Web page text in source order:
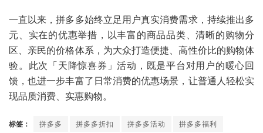
一直以来，拼多多始终立足用户真实消费需求，持续推出多
元、实在的优惠举措，以丰富的商品品类、清晰的购物分
区、亲民的价格体系，为大众打造便捷、高性价比的购物体
验。此次「天降惊喜券」活动，既是平台对用户的暖心回
馈，也进一步丰富了日常消费的优惠场景，让普通人轻松实
现品质消费、实惠购物。
标签： 拼多多 拼多多折扣 拼多多活动 拼多多福利